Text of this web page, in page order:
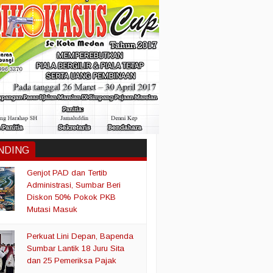
Genjot PAD dan Tertib
Administrasi, Sumbar Beri
Diskon 50% Pokok PKB
Mutasi Masuk
Perkuat Lini Depan, Bapenda
Sumbar Lantik 18 Juru Sita
dan 25 Pemeriksa Pajak